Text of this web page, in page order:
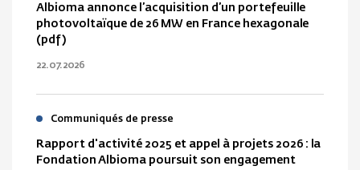
Albioma annonce l’acquisition d’un portefeuille
photovoltaïque de 26 MW en France hexagonale
(pdf)
22.07.2026
Communiqués de presse
Rapport d'activité 2025 et appel à projets 2026 : la
Fondation Albioma poursuit son engagement